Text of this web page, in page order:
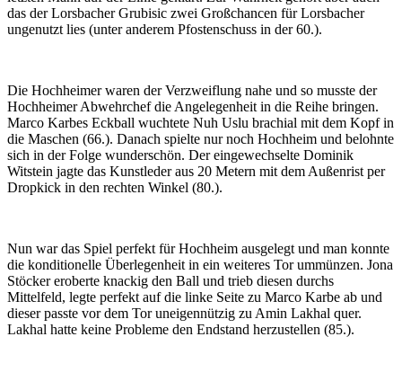
das der Lorsbacher Grubisic zwei Großchancen für Lorsbacher
ungenutzt lies (unter anderem Pfostenschuss in der 60.).
Die Hochheimer waren der Verzweiflung nahe und so musste der
Hochheimer Abwehrchef die Angelegenheit in die Reihe bringen.
Marco Karbes Eckball wuchtete Nuh Uslu brachial mit dem Kopf in
die Maschen (66.). Danach spielte nur noch Hochheim und belohnte
sich in der Folge wunderschön. Der eingewechselte Dominik
Witstein jagte das Kunstleder aus 20 Metern mit dem Außenrist per
Dropkick in den rechten Winkel (80.).
Nun war das Spiel perfekt für Hochheim ausgelegt und man konnte
die konditionelle Überlegenheit in ein weiteres Tor ummünzen. Jona
Stöcker eroberte knackig den Ball und trieb diesen durchs
Mittelfeld, legte perfekt auf die linke Seite zu Marco Karbe ab und
dieser passte vor dem Tor uneigennützig zu Amin Lakhal quer.
Lakhal hatte keine Probleme den Endstand herzustellen (85.).